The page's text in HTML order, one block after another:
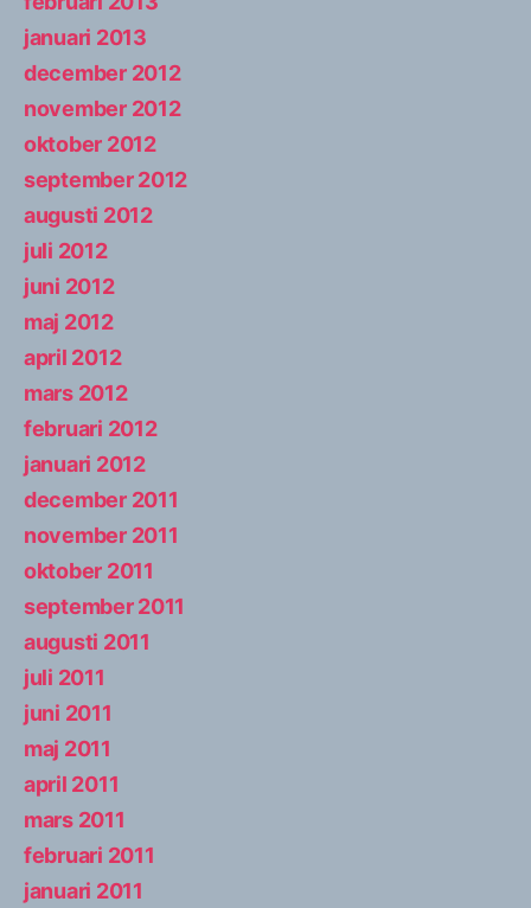
januari 2013
december 2012
november 2012
oktober 2012
september 2012
augusti 2012
juli 2012
juni 2012
maj 2012
april 2012
mars 2012
februari 2012
januari 2012
december 2011
november 2011
oktober 2011
september 2011
augusti 2011
juli 2011
juni 2011
maj 2011
april 2011
mars 2011
februari 2011
januari 2011